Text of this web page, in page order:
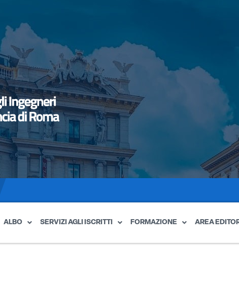
ALBO SERVIZI AGLI ISCRITTI FORMAZIONE AREA